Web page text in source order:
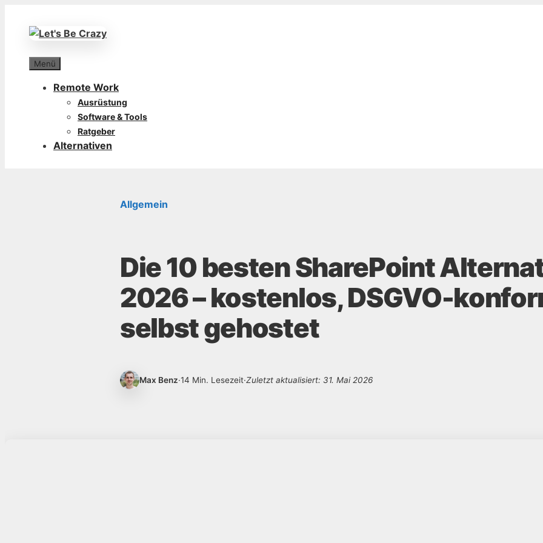
Inhalt
springen
Menü
Remote Work
Ausrüstung
Software & Tools
Ratgeber
Alternativen
Allgemein
Die 10 besten SharePoint
2026 – kostenlos, DSGVO-
selbst gehostet
Max Benz·14 Min. Lesezeit·Zuletzt aktualisiert: 31. Mai 2026